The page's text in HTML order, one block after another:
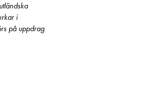
i
på uppdrag